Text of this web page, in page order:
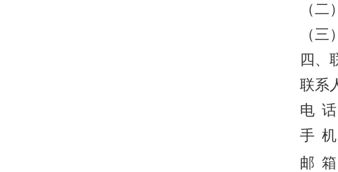
（
（三）
四、
联系
电 话
手 机
邮 箱